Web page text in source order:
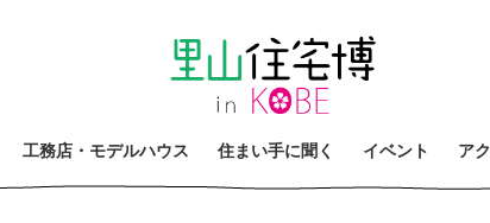
工務店 ・ モデルハウス 住ま い手に聞 く イベン ト アク